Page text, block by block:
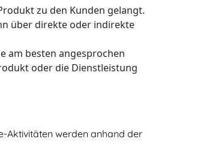
zu den Kunden gelangt.
über direkte oder indirekte
am besten angesprochen
oder die Dienstleistung
Aktivitäten werden anhand der